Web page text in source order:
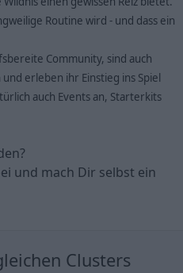
Routine wird - und dass ein
Community, sind auch
erleben ihr Einstieg ins Spiel
auch Events an, Starterkits
und mach Dir selbst ein
Clusters